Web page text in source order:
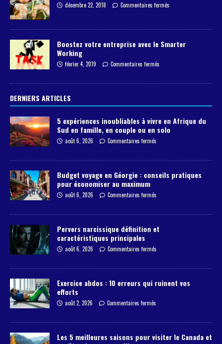
décembre 22, 2018 Commentaires fermés
Boostez votre entreprise avec le Smarter
Working
février 4, 2019 Commentaires fermés
DERNIERS ARTICLES
5 expériences inoubliables à vivre en Afrique du
Sud en famille, en couple ou en solo
août 6, 2026 Commentaires fermés
Budget voyage en Géorgie : conseils pratiques
pour économiser au maximum
août 6, 2026 Commentaires fermés
Pervers narcissique définition et
caractéristiques principales
août 6, 2026 Commentaires fermés
Exercice abdos : 10 erreurs qui ruinent vos
efforts
août 2, 2026 Commentaires fermés
Les 5 meilleures saisons pour visiter le Canada et